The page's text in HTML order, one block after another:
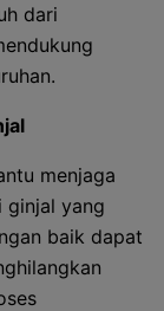
dari
menjaga
ginjal yang
baik dapat